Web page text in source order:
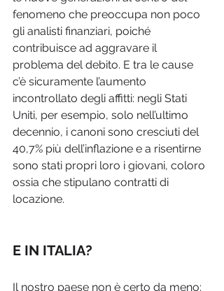
fenomeno che preoccupa non poco
gli analisti finanziari, poiché
contribuisce ad aggravare il
problema del debito. E tra le cause
c’è sicuramente l’aumento
incontrollato degli affitti: negli Stati
Uniti, per esempio, solo nell’ultimo
decennio, i canoni sono cresciuti del
40,7% più dell’inflazione e a risentirne
sono stati propri loro i giovani, coloro
ossia che stipulano contratti di
locazione.
E IN ITALIA?
Il nostro paese non è certo da meno: